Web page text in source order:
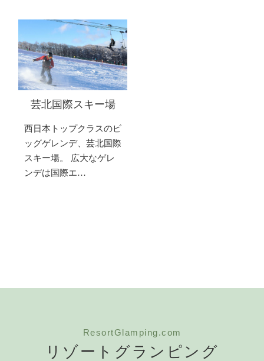
芸北国際スキー場
西日本トップクラスのビ
ッグゲレンデ、芸北国際
スキー場。 広大なゲレ
ンデは国際エ…
ResortGlamping.com
リゾートグランピング